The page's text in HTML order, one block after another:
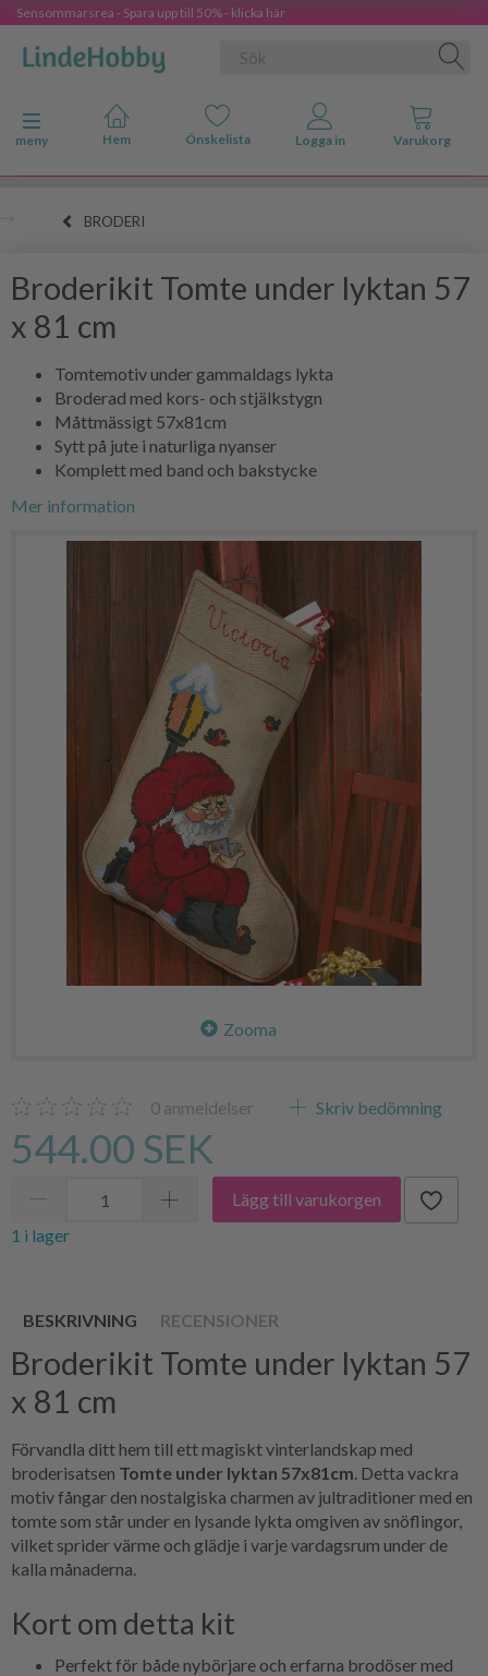
Sensommarsrea - Spara upp till 50% - klicka här
Ändra navigering
meny
BRODERI
Broderikit Tomte under lyktan 57
x 81 cm
Tomtemotiv under gammaldags lykta
Broderad med kors- och stjälkstygn
Måttmässigt 57x81cm
Sytt på jute i naturliga nyanser
Komplett med band och bakstycke
Mer information
Zooma
0 anmeldelser Skriv bedömning
544.00 SEK
Lägg till varukorgen
1 i lager
BESKRIVNING RECENSIONER
Broderikit Tomte under lyktan 57
x 81 cm
Förvandla ditt hem till ett magiskt vinterlandskap med
broderisatsen Tomte under lyktan 57x81cm . Detta vackra
motiv fångar den nostalgiska charmen av jultraditioner med en
tomte som står under en lysande lykta omgiven av snöflingor,
vilket sprider värme och glädje i varje vardagsrum under de
kalla månaderna.
Kort om detta kit
Perfekt för både nybörjare och erfarna brodöser med